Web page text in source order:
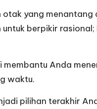
otak yang
berpikir
membantu Anda
waktu.
pilihan terakhir